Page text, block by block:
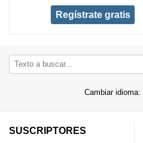
Regístrate gratis
Cambiar idioma:
SUSCRIPTORES